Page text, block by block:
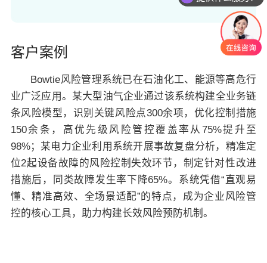
客户案例
Bowtie风险管理系统已在石油化工、能源等高危行
业广泛应用。某大型油气企业通过该系统构建全业务链
条风险模型，识别关键风险点300余项，优化控制措施
150余条，高优先级风险管控覆盖率从75%提升至
98%；某电力企业利用系统开展事故复盘分析，精准定
位2起设备故障的风险控制失效环节，制定针对性改进
措施后，同类故障发生率下降65%。系统凭借“直观易
懂、精准高效、全场景适配”的特点，成为企业风险管
控的核心工具，助力构建长效风险预防机制。